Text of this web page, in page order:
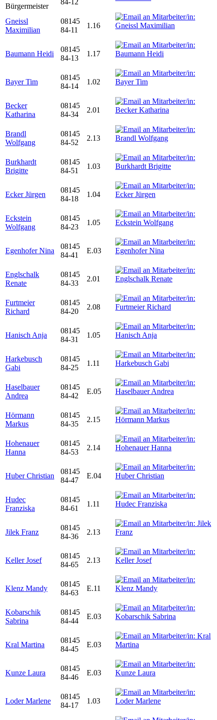
Bürgermeister
84-12
Gneissl
Maximilian
08145
84-11
1.16
Baumann Heidi
08145
84-13
1.17
Bayer Tim
08145
84-14
1.02
Becker
Katharina
08145
84-34
2.01
Brandl
Wolfgang
08145
84-52
2.13
Burkhardt
Brigitte
08145
84-51
1.03
Ecker Jürgen
08145
84-18
1.04
Eckstein
Wolfgang
08145
84-23
1.05
Egenhofer Nina
08145
84-41
E.03
Englschalk
Renate
08145
84-33
2.01
Furtmeier
Richard
08145
84-20
2.08
Hanisch Anja
08145
84-31
1.05
Harkebusch
Gabi
08145
84-25
1.11
Haselbauer
Andrea
08145
84-42
E.05
Hörmann
Markus
08145
84-35
2.15
Hohenauer
Hanna
08145
84-53
2.14
Huber Christian
08145
84-47
E.04
Hudec
Franziska
08145
84-61
1.11
Jilek Franz
08145
84-36
2.13
Keller Josef
08145
84-65
2.13
Klenz Mandy
08145
84-63
E.11
Kobarschik
Sabrina
08145
84-44
E.03
Kral Martina
08145
84-45
E.03
Kunze Laura
08145
84-46
E.03
Loder Marlene
08145
84-17
1.03